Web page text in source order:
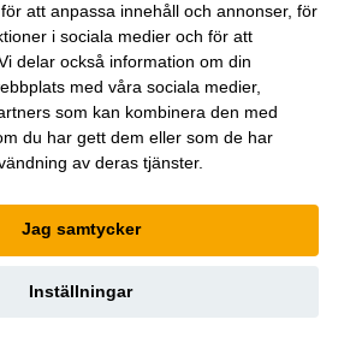
livsstil, affärer och kultur.The
sedan 1843 för att "stärka kampen för
syfte att motverka okunskap som
GILLAR
att anpassa innehåll och annonser, för
i sociala medier och för att
delar också information om din
med våra sociala medier,
som kan kombinera den med
du har gett dem eller som de har
av deras tjänster.
Jag samtycker
Inställningar